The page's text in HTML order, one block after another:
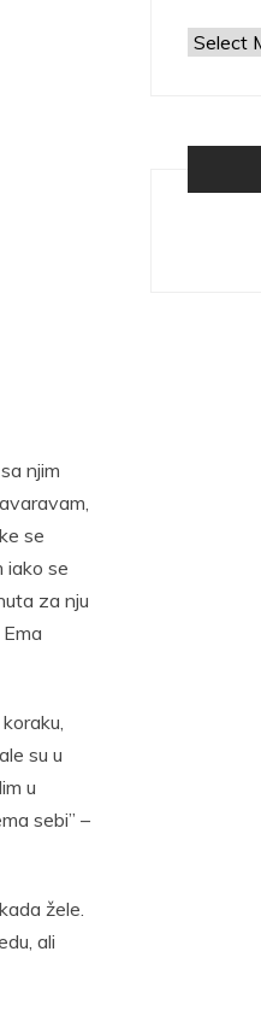
njim
se
iako se
za nju
su u
u
sebi” –
žele.
ali
Arhiva